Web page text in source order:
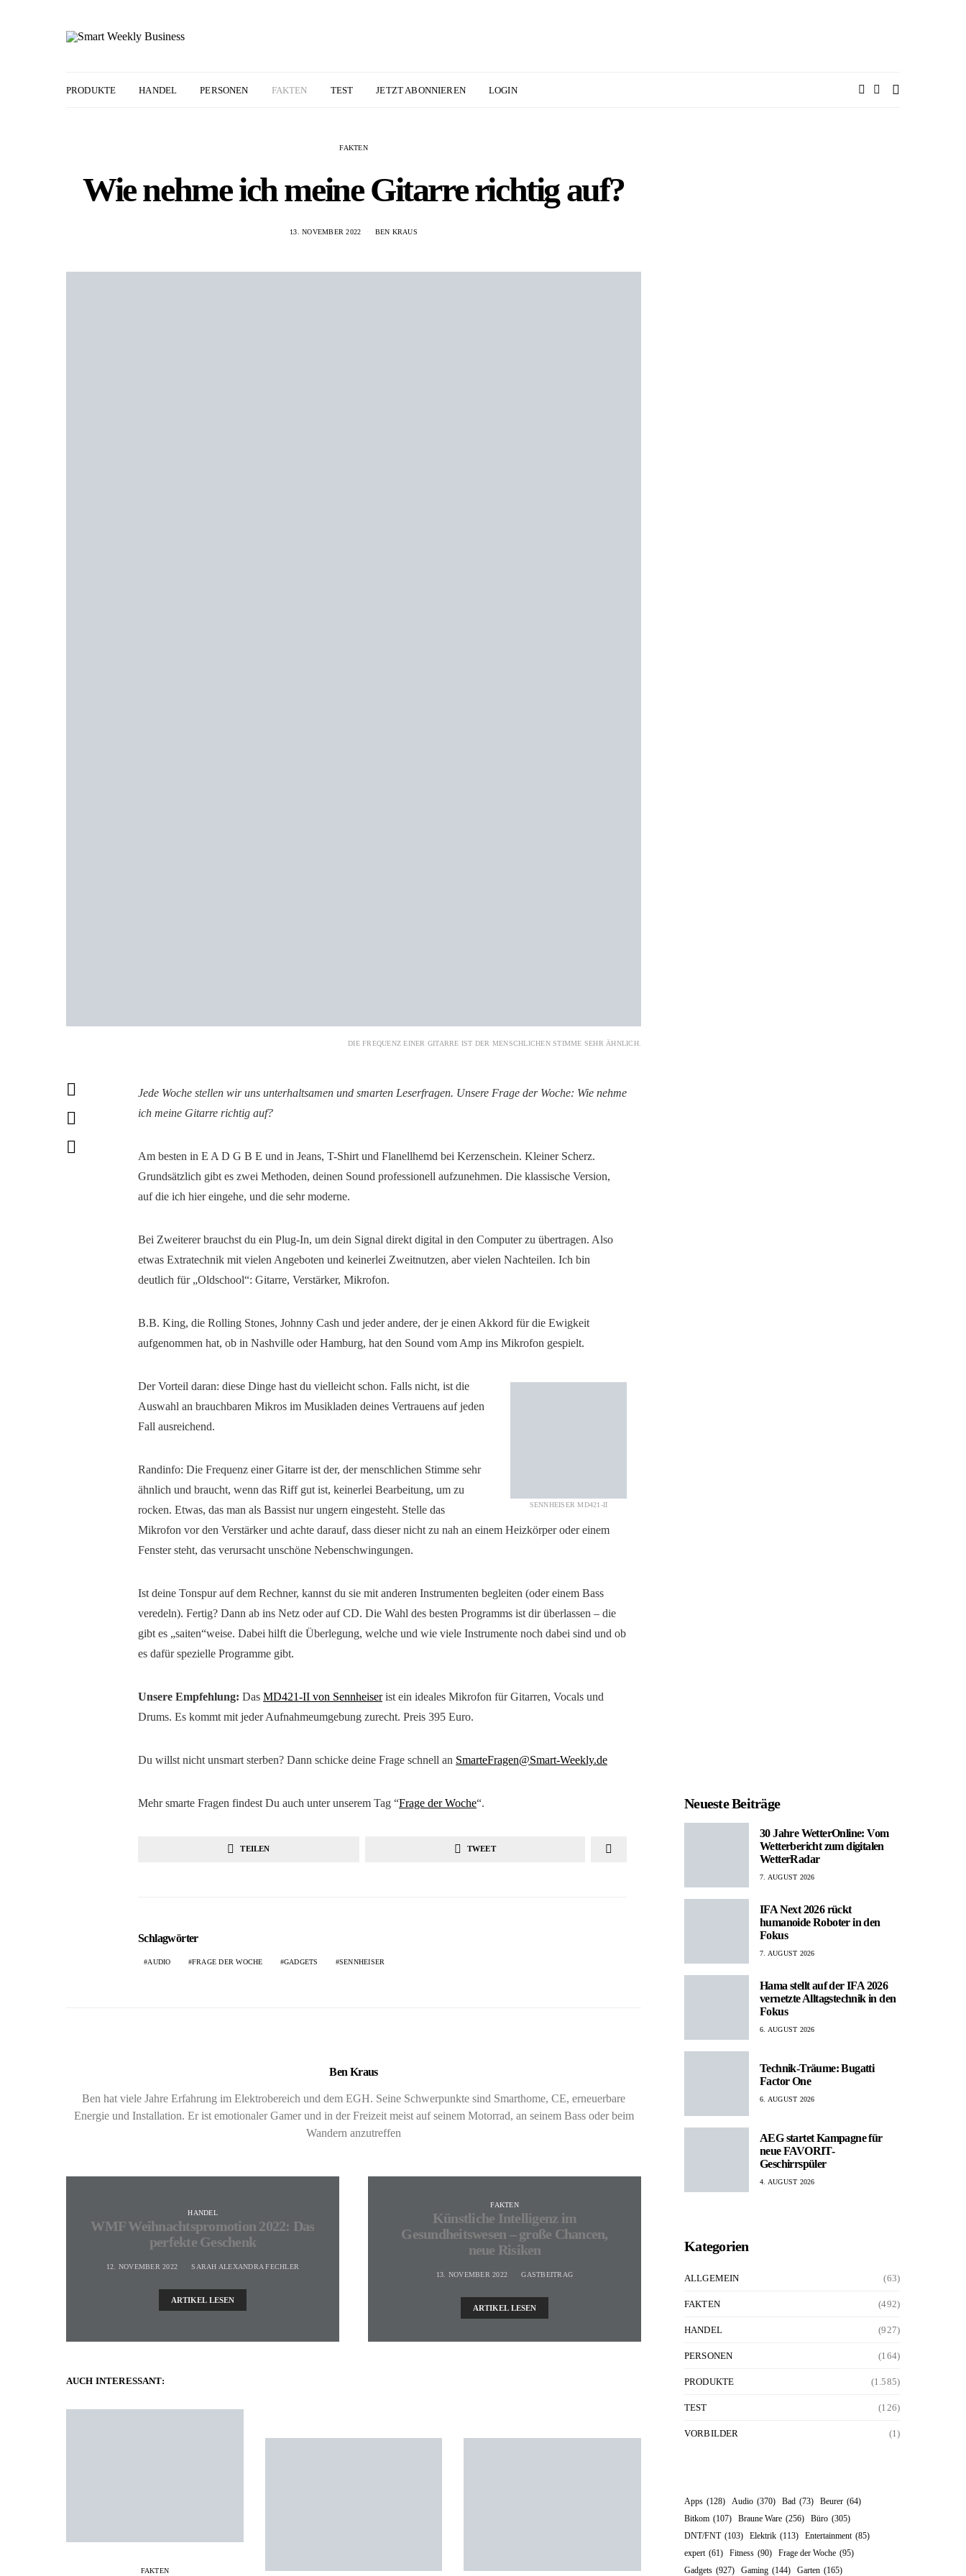
PRODUKTE HANDEL PERSONEN FAKTEN TEST JETZT ABONNIEREN LOGIN
FAKTEN
Wie nehme ich meine Gitarre richtig auf?
13. NOVEMBER 2022 BEN KRAUS
DIE FREQUENZ EINER GITARRE IST DER MENSCHLICHEN STIMME SEHR ÄHNLICH.
Jede Woche stellen wir uns unterhaltsamen und smarten Leserfragen. Unsere Frage der Woche: Wie nehme
ich meine Gitarre richtig auf?
Am besten in E A D G B E und in Jeans, T-Shirt und Flanellhemd bei Kerzenschein. Kleiner Scherz.
Grundsätzlich gibt es zwei Methoden, deinen Sound professionell aufzunehmen. Die klassische Version,
auf die ich hier eingehe, und die sehr moderne.
Bei Zweiterer brauchst du ein Plug-In, um dein Signal direkt digital in den Computer zu übertragen. Also
etwas Extratechnik mit vielen Angeboten und keinerlei Zweitnutzen, aber vielen Nachteilen. Ich bin
deutlich für „Oldschool“: Gitarre, Verstärker, Mikrofon.
B.B. King, die Rolling Stones, Johnny Cash und jeder andere, der je einen Akkord für die Ewigkeit
aufgenommen hat, ob in Nashville oder Hamburg, hat den Sound vom Amp ins Mikrofon gespielt.
SENNHEISER MD421-II
Der Vorteil daran: diese Dinge hast du vielleicht schon. Falls nicht, ist die
Auswahl an brauchbaren Mikros im Musikladen deines Vertrauens auf jeden
Fall ausreichend.
Randinfo: Die Frequenz einer Gitarre ist der, der menschlichen Stimme sehr
ähnlich und braucht, wenn das Riff gut ist, keinerlei Bearbeitung, um zu
rocken. Etwas, das man als Bassist nur ungern eingesteht. Stelle das
Mikrofon vor den Verstärker und achte darauf, dass dieser nicht zu nah an einem Heizkörper oder einem
Fenster steht, das verursacht unschöne Nebenschwingungen.
Ist deine Tonspur auf dem Rechner, kannst du sie mit anderen Instrumenten begleiten (oder einem Bass
veredeln). Fertig? Dann ab ins Netz oder auf CD. Die Wahl des besten Programms ist dir überlassen – die
gibt es „saiten“weise. Dabei hilft die Überlegung, welche und wie viele Instrumente noch dabei sind und ob
es dafür spezielle Programme gibt.
Unsere Empfehlung: Das MD421-II von Sennheiserist ein ideales Mikrofon für Gitarren, Vocals und
Drums. Es kommt mit jeder Aufnahmeumgebung zurecht. Preis 395 Euro.
Du willst nicht unsmart sterben? Dann schicke deine Frage schnell an SmarteFragen@Smart-Weekly.de
Mehr smarte Fragen findest Du auch unter unserem Tag “Frage der Woche“.
TEILEN TWEET
Schlagwörter
AUDIO FRAGE DER WOCHE GADGETS SENNHEISER
Ben Kraus
Ben hat viele Jahre Erfahrung im Elektrobereich und dem EGH. Seine Schwerpunkte sind Smarthome, CE, erneuerbare
Energie und Installation. Er ist emotionaler Gamer und in der Freizeit meist auf seinem Motorrad, an seinem Bass oder beim
Wandern anzutreffen
HANDEL
WMF Weihnachtspromotion 2022: Das
perfekte Geschenk
12. NOVEMBER 2022 SARAH ALEXANDRA FECHLER
ARTIKEL LESEN
FAKTEN
Künstliche Intelligenz im
Gesundheitswesen – große Chancen,
neue Risiken
13. NOVEMBER 2022 GASTBEITRAG
ARTIKEL LESEN
AUCH INTERESSANT:
FAKTEN
Neueste Beiträge
30 Jahre WetterOnline: Vom
Wetterbericht zum digitalen
WetterRadar
7. AUGUST 2026
IFA Next 2026 rückt
humanoide Roboter in den
Fokus
7. AUGUST 2026
Hama stellt auf der IFA 2026
vernetzte Alltagstechnik in den
Fokus
6. AUGUST 2026
Technik-Träume: Bugatti
Factor One
6. AUGUST 2026
AEG startet Kampagne für
neue FAVORIT-
Geschirrspüler
4. AUGUST 2026
Kategorien
ALLGEMEIN (63)
FAKTEN (492)
HANDEL (927)
PERSONEN (164)
PRODUKTE (1.585)
TEST (126)
VORBILDER (1)
Apps (128) Audio (370) Bad (73) Beurer (64)
Bitkom (107) Braune Ware (256) Büro (305)
DNT/FNT (103) Elektrik (113) Entertainment (85)
expert (61) Fitness (90) Frage der Woche (95)
Gadgets (927) Gaming (144) Garten (165)